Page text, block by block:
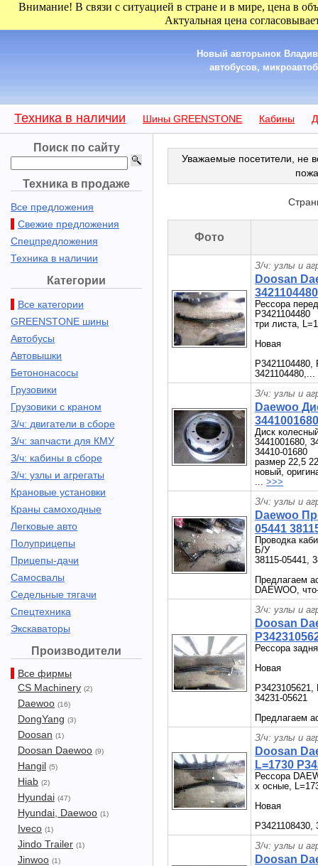
Внимание! В связи с ситуацией в стране и в мире, цена в
Актуальная цена
Новый авторынок
автобусов,
Техника в наличии Шины GREENSTONE Кабины
Поиск по сайту
Техника в продаже
Все предложения
Свежие предложения
Спецпредложения
Техника в наличии
Категории
Все категории
GREENSTONE шины
Автобусы
Автовышки
Бетононасосы
Грузовики
Грузовики с краном
З/ч: двигатели в сборе
З/ч: запчасти для КМУ
З/ч: кабины в сборе
З/ч: узлы и агрегаты
Крановые установки
Краны самоходные
Легковые авто
Полуприцепы
Прицепы-дачи
Самосвалы
Седельные тягачи
Спецтехника
Экскаваторы
Производители
Все фирмы
CS Machinery (2)
Daewoo (16)
DongYang (3)
Doosan (1)
Doosan Daewoo (9)
Hangil (5)
Hiab (2)
Hyundai (47)
Hyundai, Daewoo (1)
Iveco (1)
Jindo Trailer (1)
Jinwoo (1)
Уважаемые посетители, не
Фото
З/ч: узлы и
Doosan
Рессора
P3421104480
три листа,
Новая
P3421104480,
3421104480,...
З/ч: узлы и
Daewoo
Диск
3441001680,
34410-01680
размер 22,5
новый,
... >>>
З/ч: узлы и
Daewoo
05441
Проводка
Б/У
38115-05441,
Предлагаем
DAEWOO,
З/ч: узлы и
Doosan
Рессора
Новая
P3423105621,
34231-05621
Предлагаем
З/ч: узлы и
Doosan
L=1730
Рессора
х осные,
Новая
З/ч: узлы и
Doosan